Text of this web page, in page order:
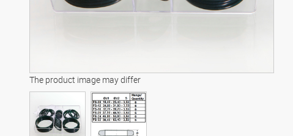
The product image may differ